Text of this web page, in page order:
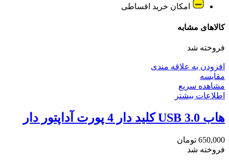
امکان خرید اقساطی
کالاهای مشابه
فروخته شد
افزودن به علاقه مندی
مقایسه
مشاهده سریع
اطلاعات بیشتر
هاب USB 3.0 کلید دار 4 پورت آداپتور دار
650,000 تومان
فروخته شد